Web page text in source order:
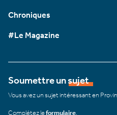
Chroniques
#Le Magazine
Soumettre un sujet
Vous avez un sujet intéressant en
Complétez leformulaire